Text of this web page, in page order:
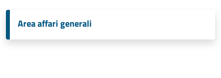
Area affari generali